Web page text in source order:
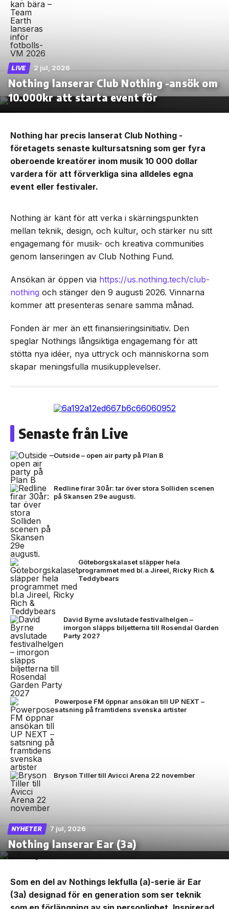
LIVE 2 jul, 2026
Nothing lanserar Club Nothing -ansök om
10.000kr att starta event för
Nothing har precis lanserat Club Nothing -
företagets senaste kultursatsning som ger fyra
oberoende kreatörer inom musik 10 000 dollar
vardera för att förverkliga sina alldeles egna
event eller festivaler.
Nothing är känt för att verka i skärningspunkten
mellan teknik, design, och kultur, och stärker nu sitt
engagemang för musik- och kreativa communities
genom lanseringen av Club Nothing Fund.
Ansökan är öppen via https://us.nothing.tech/club-
nothing och stänger den 9 augusti 2026. Vinnarna
kommer att presenteras senare samma månad.
Fonden är mer än ett finansieringsinitiativ. Den
speglar Nothings långsiktiga engagemang för att
stötta nya idéer, nya uttryck och människorna som
skapar meningsfulla musikupplevelser.
Senaste från Live
Outside – open air party på Plan B
Redline firar 30år: tar över stora Solliden scenen
på Skansen 29e augusti.
Göteborgskalaset släpper hela
programmet med bl.a Jireel, Ricky Rich &
Teddybears
David Byrne avslutade festivalhelgen –
imorgon släpps biljetterna till Rosendal Garden
Party 2027
Powerpose FM öppnar ansökan till UP NEXT –
satsning på framtidens svenska artister
Bryson Tiller till Avicci Arena 22 november
NYHETER 7 jul, 2026
Nothing lanserar Ear (3a)
Som en del av Nothings lekfulla (a)-serie är Ear
(3a) designad för en generation som ser teknik